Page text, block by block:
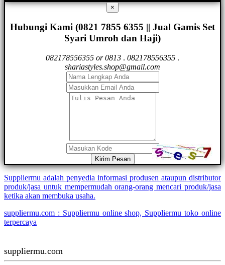
×
Hubungi Kami (0821 7855 6355 || Jual Gamis Set
Syari Umroh dan Haji)
082178556355 or 0813 . 082178556355 .
shariastyles.shop@gmail.com
Kirim Pesan
Suppliermu adalah penyedia informasi produsen ataupun distributor
produk/jasa untuk mempermudah orang-orang mencari produk/jasa
ketika akan membuka usaha.
suppliermu.com : Suppliermu online shop, Suppliermu toko online
terpercaya
suppliermu.com